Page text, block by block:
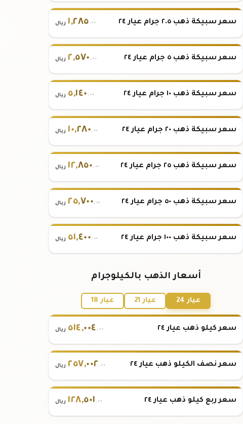
سعر سبيكة ذهب ٢.٥ جرام عيار ٢٤ ١,٢٨٥.٠٠ ريال
سعر سبيكة ذهب ٥ جرام عيار ٢٤ ٢,٥٧٠ .٠٠ ريال
سعر سبيكة ذهب ١٠ جرام عيار ٢٤ ٥,١٤٠ .٠٠ ريال
سعر سبيكة ذهب ٢٠ جرام عيار ٢٤ ١٠,٢٨٠.٠٠ ريال
سعر سبيكة ذهب ٢٥ جرام عيار ٢٤ ١٢,٨٥٠.٠٠ ريال
سعر سبيكة ذهب ٥٠ جرام عيار ٢٤ ٢٥,٧٠٠.٠٠ ريال
سعر سبيكة ذهب ١٠٠ جرام عيار ٢٤ ٥١,٤٠٠.٠٠ ريال
أسعار الذهب بالكيلوجرام
عيار 24 عيار 21 عيار 18
سعر كيلو ذهب عيار ٢٤ ٥١٤,٠٠٤ .٠٠ ريال
سعر نصف الكيلو ذهب عيار ٢٤ ٢٥٧,٠٠٢ .٠٠ ريال
سعر ربع كيلو ذهب عيار ٢٤ ١٢٨,٥٠١ .٠٠ ريال